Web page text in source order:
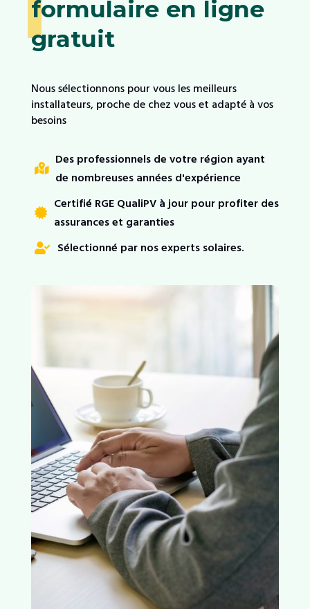
formulaire en ligne
gratuit
Nous sélectionnons pour vous les meilleurs
installateurs, proche de chez vous et adapté à vos
besoins

Des professionnels de votre région ayant
de nombreuses années d'expérience

Certifié RGE QualiPV à jour pour profiter des
assurances et garanties
 Sélectionné par nos experts solaires.